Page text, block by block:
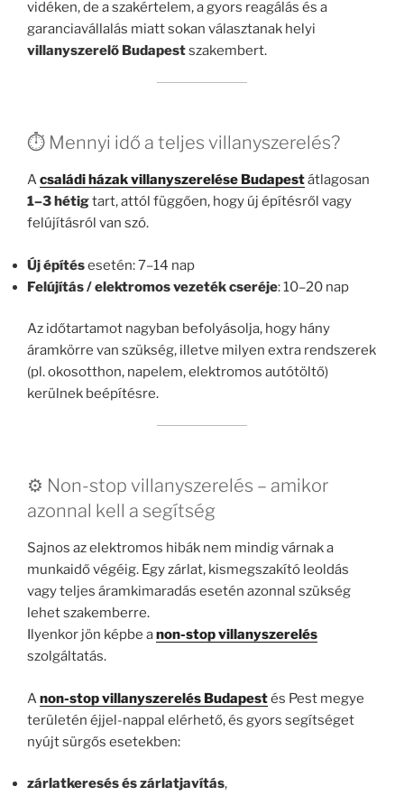
vidéken, de a szakértelem, a gyors reagálás és a
garanciavállalás miatt sokan választanak helyi
villanyszerelő Budapestszakembert.
⏱️ Mennyi idő a teljes villanyszerelés?
Acsaládi házak villanyszerelése Budapestátlagosan
1–3 hétigtart, attól függően, hogy új építésről vagy
felújításról van szó.
Új építésesetén: 7–14 nap
Felújítás / elektromos vezeték cseréje: 10–20 nap
Az időtartamot nagyban befolyásolja, hogy hány
áramkörre van szükség, illetve milyen extra rendszerek
(pl. okosotthon, napelem, elektromos autótöltő)
kerülnek beépítésre.
⚙️ Non-stop villanyszerelés – amikor
azonnal kell a segítség
Sajnos az elektromos hibák nem mindig várnak a
munkaidő végéig. Egy zárlat, kismegszakító leoldás
vagy teljes áramkimaradás esetén azonnal szükség
lehet szakemberre.
Ilyenkor jön képbe anon-stop villanyszerelés
szolgáltatás.
Anon-stop villanyszerelés Budapestés Pest megye
területén éjjel-nappal elérhető, és gyors segítséget
nyújt sürgős esetekben:
zárlatkeresés és zárlatjavítás,